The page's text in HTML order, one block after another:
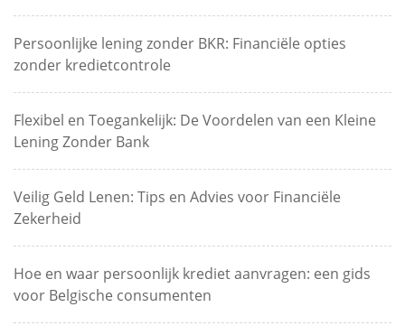
Persoonlijke lening zonder BKR: Financiële opties
zonder kredietcontrole
Flexibel en Toegankelijk: De Voordelen van een Kleine
Lening Zonder Bank
Veilig Geld Lenen: Tips en Advies voor Financiële
Zekerheid
Hoe en waar persoonlijk krediet aanvragen: een gids
voor Belgische consumenten